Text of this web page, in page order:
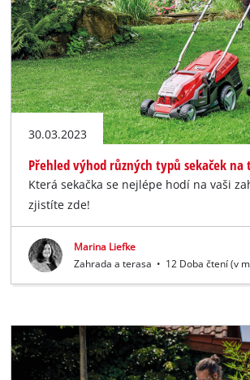
30.03.2023
Přehled výhod různých typů sekaček na
Která sekačka se nejlépe hodí na vaši
zjistíte zde!
Marina Liefke
Zahrada a terasa • 12 Doba čtení (v